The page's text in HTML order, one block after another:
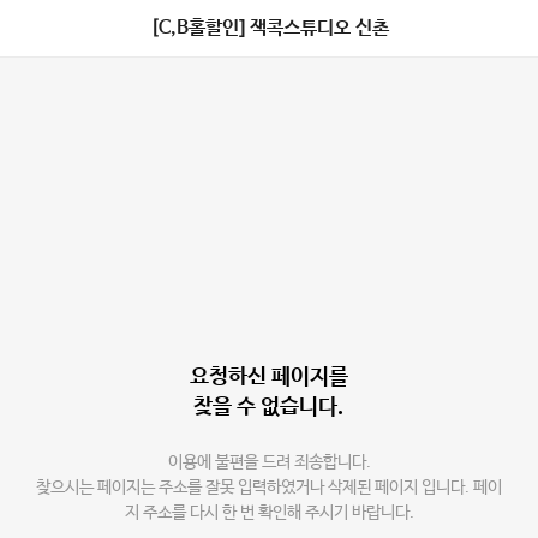
[C,B홀할인] 잭콕스튜디오 신촌
요청하신 페이지를
찾을 수 없습니다.
이용에 불편을 드려 죄송합니다.
찾으시는 페이지는 주소를 잘못 입력하였거나 삭제된 페이지 입니다. 페이
지 주소를 다시 한 번 확인해 주시기 바랍니다.